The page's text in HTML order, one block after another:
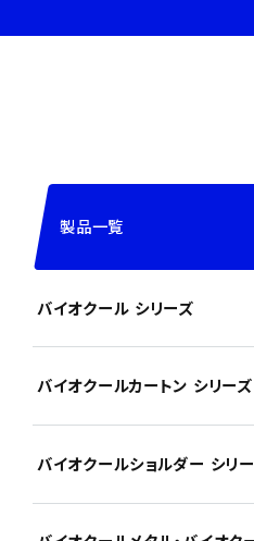
製品一覧
バイオクール シリーズ
バイオクールカートン シリーズ
バイオクールショルダー シリ